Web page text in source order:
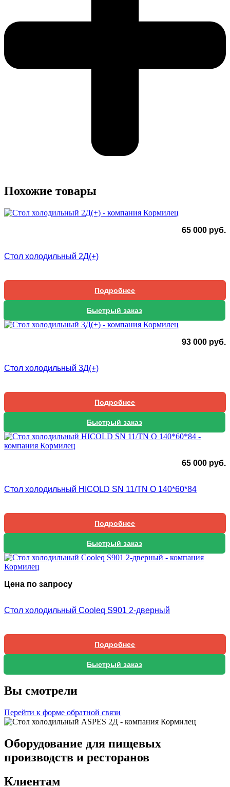
Похожие товары
65 000 руб.
Стол холодильный 2Д(+)
Подробнее
Быстрый заказ
93 000 руб.
Стол холодильный 3Д(+)
Подробнее
Быстрый заказ
65 000 руб.
Стол холодильный HICOLD SN 11/TN O 140*60*84
Подробнее
Быстрый заказ
Цена по запросу
Стол холодильный Cooleq S901 2-дверный
Подробнее
Быстрый заказ
Вы смотрели
Перейти к форме обратной связи
Оборудование для пищевых
производств и ресторанов
Клиентам